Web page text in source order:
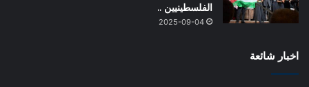
الفلسطينيين ..
2025-09-04
اخبار شائعة